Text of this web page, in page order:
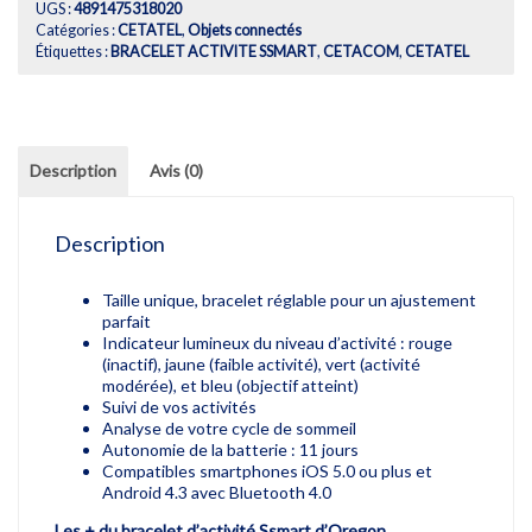
UGS :4891475318020
Catégories :CETATEL, Objets connectés
Étiquettes : BRACELET ACTIVITE SSMART, CETACOM, CETATEL
Description Avis (0)
Description
Taille unique, bracelet réglable pour un ajustement
parfait
Indicateur lumineux du niveau d’activité : rouge
(inactif), jaune (faible activité), vert (activité
modérée), et bleu (objectif atteint)
Suivi de vos activités
Analyse de votre cycle de sommeil
Autonomie de la batterie : 11 jours
Compatibles smartphones iOS 5.0 ou plus et
Android 4.3 avec Bluetooth 4.0